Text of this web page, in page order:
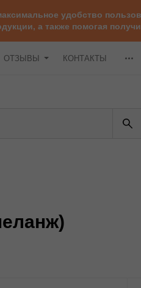
удобство
а также помогая
ОТЗЫВЫ КОНТАКТЫ